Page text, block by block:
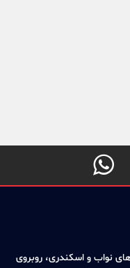

های نواب و اسكندری، روبروی